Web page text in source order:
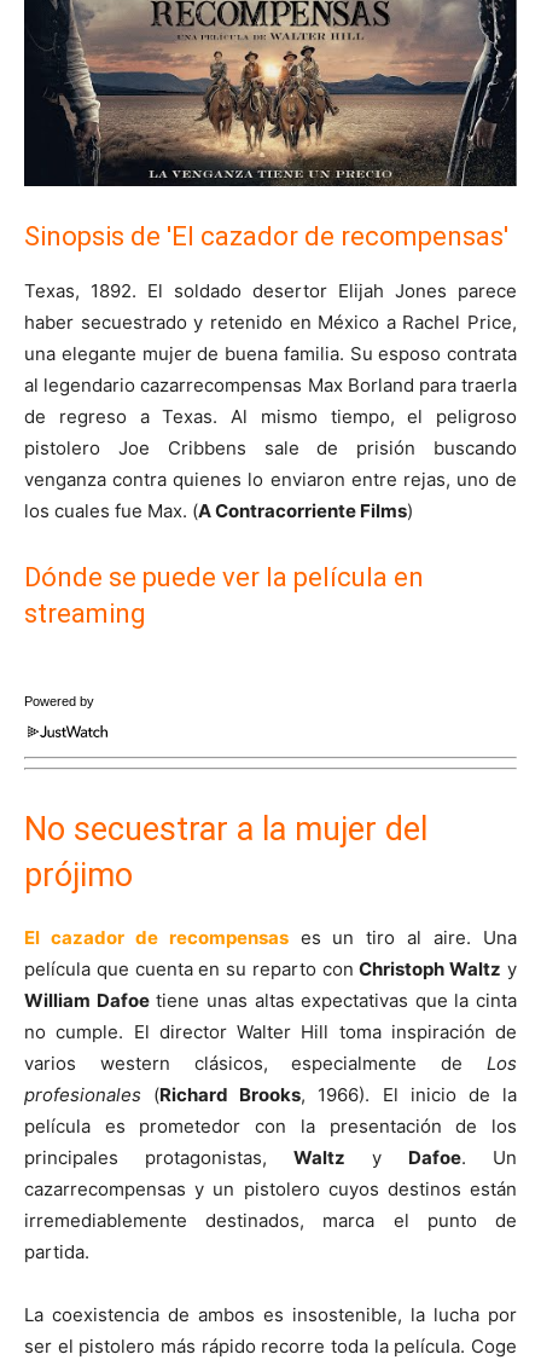
Sinopsis de 'El cazador de recompensas'
Texas, 1892. El soldado desertor Elijah Jones parece
haber secuestrado y retenido en México a Rachel Price,
una elegante mujer de buena familia. Su esposo contrata
al legendario cazarrecompensas Max Borland para traerla
de regreso a Texas. Al mismo tiempo, el peligroso
pistolero Joe Cribbens sale de prisión buscando
venganza contra quienes lo enviaron entre rejas, uno de
los cuales fue Max. (A Contracorriente Films)
Dónde se puede ver la película en
streaming
Powered by
No secuestrar a la mujer del
prójimo
El cazador de recompensases un tiro al aire. Una
película que cuenta en su reparto conChristoph Waltz y
William Dafoetiene unas altas expectativas que la cinta
no cumple. El director Walter Hill toma inspiración de
varios western clásicos, especialmente de Los
profesionales (Richard Brooks, 1966). El inicio de la
película es prometedor con la presentación de los
principales protagonistas, Waltz y Dafoe. Un
cazarrecompensas y un pistolero cuyos destinos están
irremediablemente destinados, marca el punto de
partida.
La coexistencia de ambos es insostenible, la lucha por
ser el pistolero más rápido recorre toda la película. Coge